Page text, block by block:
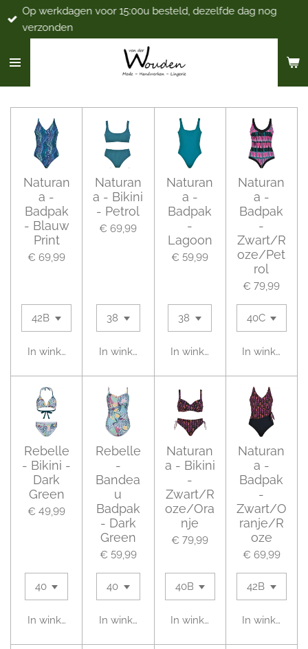
Ga
direct
de
Op werkdagen voor 15:00u besteld, dezelfde dag nog
verzonden
Naturan
a -
Badpak
- Blauw
Print
€ 69,99
In winkelwagen
Naturan
a - Bikini
- Petrol
€ 69,99
In winkelwagen
Naturan
a -
Badpak
-
Lagoon
€ 59,99
In winkelwagen
Naturan
a -
Badpak
-
Zwart/R
oze/Pet
rol
€ 79,99
In
Rebelle
- Bikini -
Dark
Green
€ 49,99
In winkelwagen
Rebelle
-
Bandea
u
Badpak
- Dark
Green
€ 59,99
In winkelwagen
Naturan
a - Bikini
-
Zwart/R
oze/Ora
nje
€ 79,99
In winkelwagen
Naturan
a -
Badpak
-
Zwart/O
ranje/R
oze
€ 69,99
In